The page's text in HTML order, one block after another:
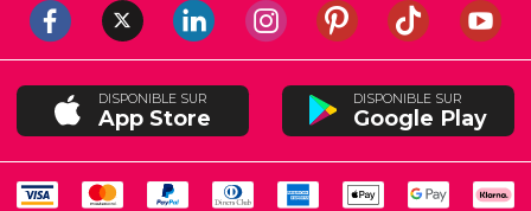
DISPONIBLE SUR
App Store
DISPONIBLE SUR
Google Play